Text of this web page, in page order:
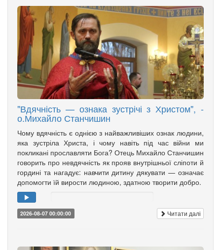
"Вдячність — ознака зустрічі з Христом", -
о.Михайло Станчишин
Чому вдячність є однією з найважливіших ознак людини,
яка зустріла Христа, і чому навіть під час війни ми
покликані прославляти Бога? Отець Михайло Станчишин
говорить про невдячність як прояв внутрішньої сліпоти й
гордині та нагадує: навчити дитину дякувати — означає
допомогти їй вирости людиною, здатною творити добро.
2026-08-07 00:00:00 Читати далі